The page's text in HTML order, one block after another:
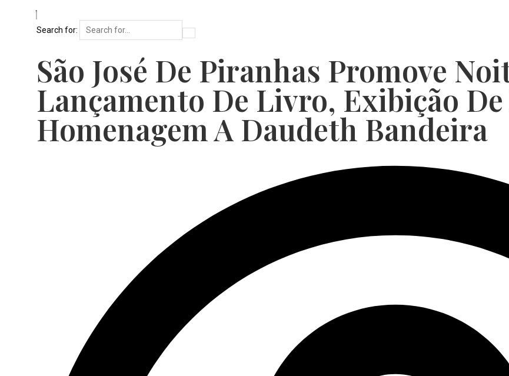
Search for:
São José De Piranhas Promove
Lançamento De Livro, Exibição
Homenagem A Daudeth Bandeira